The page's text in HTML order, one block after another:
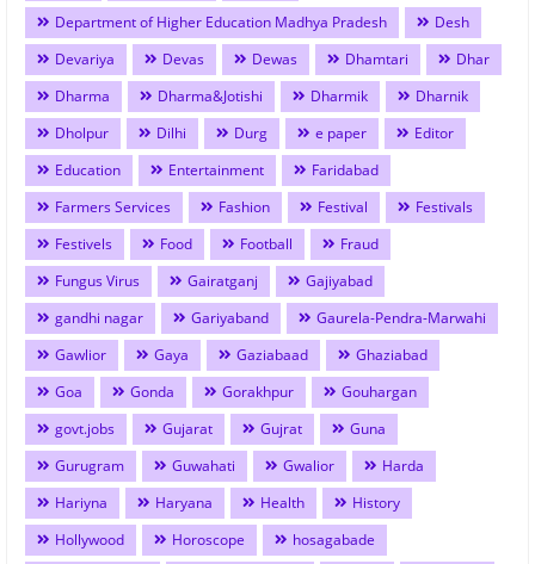
Department of Higher Education Madhya Pradesh
Desh
Devariya
Devas Dewas Dhamtari
Dhar
Dharma
Dharma&Jotishi Dharmik
Dharnik
Dholpur
Dilhi Durg e paper
Editor
Education
Entertainment
Faridabad
Farmers Services
Fashion Festival
Festivals
Festivels
Food Football
Fraud
Fungus Virus
Gairatganj
Gajiyabad
gandhi nagar
Gariyaband
Gaurela-Pendra-Marwahi
Gawlior
Gaya Gaziabaad
Ghaziabad
Goa
Gonda Gorakhpur
Gouhargan
govt.jobs
Gujarat Gujrat
Guna
Gurugram
Guwahati Gwalior
Harda
Hariyna
Haryana Health
History
Hollywood
Horoscope
hosagabade